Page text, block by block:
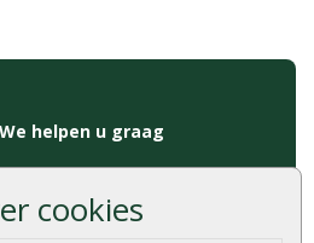
cookies
We helpen u graag